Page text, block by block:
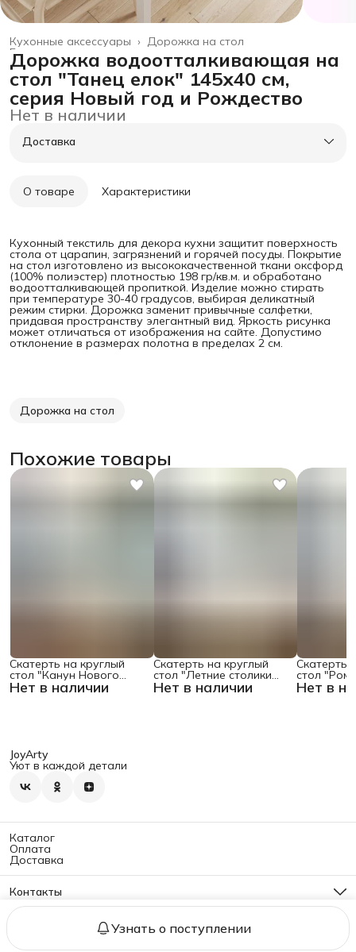
Дорожка на стол
Кухонные аксессуары ›
Главная
Дорожка водоотталкивающая на
стол "Танец елок" 145х40 см,
серия Новый год и Рождество
Нет в наличии
Узнать о поступлении
Доставка
О товаре Характеристики
Кухонный текстиль для декора кухни защитит поверхность
стола от царапин, загрязнений и горячей посуды. Покрытие
на стол изготовлено из высококачественной ткани оксфорд
(100% полиэстер) плотностью 198 гр/кв.м. и обработано
водоотталкивающей пропиткой. Изделие можно стирать
при температуре 30-40 градусов, выбирая деликатный
режим стирки. Дорожка заменит привычные салфетки,
придавая пространству элегантный вид. Яркость рисунка
может отличаться от изображения на сайте. Допустимо
отклонение в размерах полотна в пределах 2 см.
Дорожка на стол
Похожие товары
Нет в наличии
Скатерть на круглый
стол "Канун Нового
Года", 150х150 , серия Нет в наличии
Скатерть на круглый
стол "Летние столики
кафе", 150х150 Нет в
Скатерть
стол
поляне",
JoyArty
Уют в каждой детали
Каталог
Оплата
Доставка
Контакты
Адрес
г. Москва, ул. Б. Семёновская, 40, стр. 2
8 (495) 922-05-75
Политика конфиденциальностиОфертаРеквизиты